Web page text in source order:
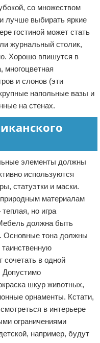
со множеством
лучше выбирать яркие
гостиной может стать
журнальный столик,
Хорошо впишутся в
многоцветная
и слонов (эти
напольные вазы и
на стенах.
элементы должны
используются
статуэтки и маски.
материалам
но игра
должна быть
Основные тона должны
в одной
Допустимо
шкур животных,
орнаменты. Кстати,
в интерьере
ограничениями
например, будут